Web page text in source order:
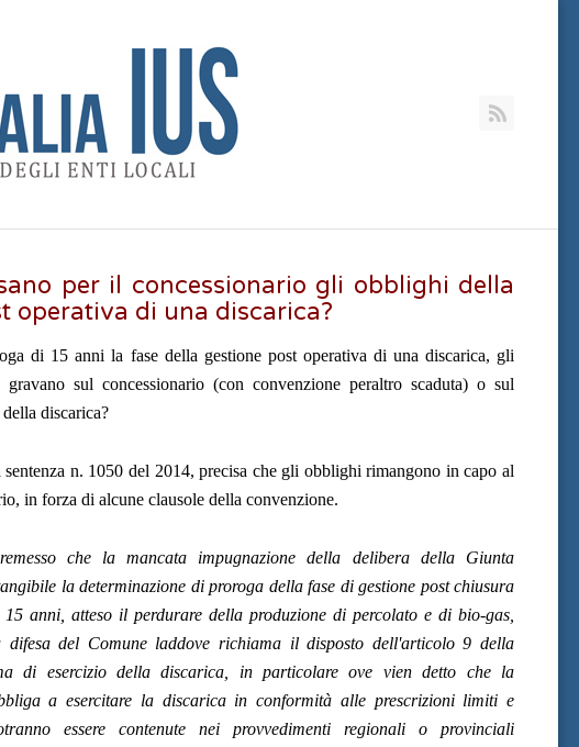
per il concessionario gli obblighi della
operativa di una discarica?
di 15 anni la fase della gestione post operativa di una discarica, gli
sul concessionario (con convenzione peraltro scaduta) o sul
discarica?
n. 1050 del 2014, precisa che gli obblighi rimangono in capo al
in forza di alcune clausole della convenzione.
che la mancata impugnazione della delibera della Giunta
la determinazione di proroga della fase di gestione post chiusura
anni, atteso il perdurare della produzione di percolato e di bio-gas,
difesa del Comune laddove richiama il disposto dell'articolo 9 della
di esercizio della discarica, in particolare ove vien detto che la
a esercitare la discarica in conformità alle prescrizioni limiti e
essere contenute nei provvedimenti regionali o provinciali